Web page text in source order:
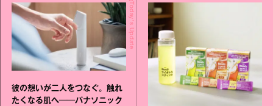
Today's Update
彼の想いが二人をつなぐ。触れ
たくなる肌へ──パナソニック